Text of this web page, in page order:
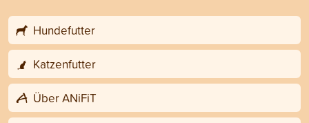
Hundefutter
Katzenfutter
Über ANiFiT